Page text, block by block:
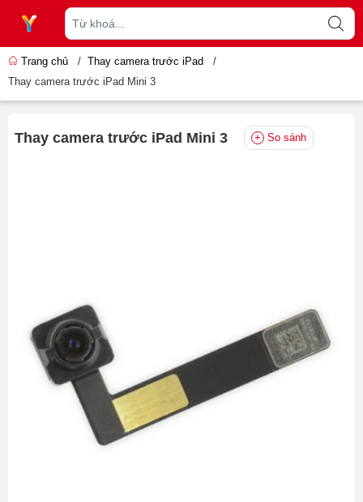
Trang chủ / Thay camera trước iPad
/
Thay camera trước iPad Mini 3
Thay camera trước iPad Mini 3 So sánh